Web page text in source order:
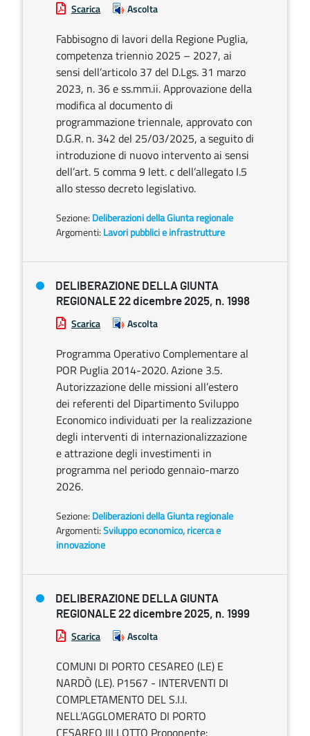
Scarica Ascolta
Fabbisogno di lavori della Regione Puglia,
competenza triennio 2025 – 2027, ai
sensi dell’articolo 37 del D.Lgs. 31 marzo
2023, n. 36 e ss.mm.ii. Approvazione della
modifica al documento di
programmazione triennale, approvato con
D.G.R. n. 342 del 25/03/2025, a seguito di
introduzione di nuovo intervento ai sensi
dell’art. 5 comma 9 lett. c dell’allegato I.5
allo stesso decreto legislativo.
Sezione: Deliberazioni della Giunta regionale
Argomenti: Lavori pubblici e infrastrutture
DELIBERAZIONE DELLA GIUNTA
REGIONALE 22 dicembre 2025, n. 1998
Scarica Ascolta
Programma Operativo Complementare al
POR Puglia 2014-2020. Azione 3.5.
Autorizzazione delle missioni all’estero
dei referenti del Dipartimento Sviluppo
Economico individuati per la realizzazione
degli interventi di internazionalizzazione
e attrazione degli investimenti in
programma nel periodo gennaio-marzo
2026.
Sezione: Deliberazioni della Giunta regionale
Argomenti:Sviluppo economico, ricerca e
innovazione
DELIBERAZIONE DELLA GIUNTA
REGIONALE 22 dicembre 2025, n. 1999
Scarica Ascolta
COMUNI DI PORTO CESAREO (LE) E
NARDÒ (LE). P1567 - INTERVENTI DI
COMPLETAMENTO DEL S.I.I.
NELL’AGGLOMERATO DI PORTO
CESAREO III LOTTO Proponente: